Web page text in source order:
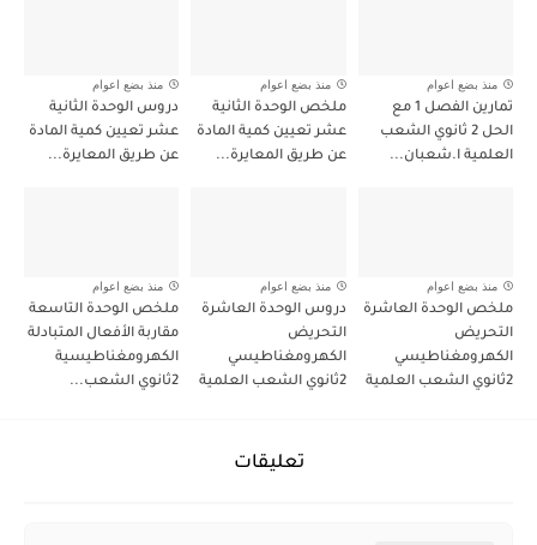
منذ بضع اعوام
تمارين الفصل 1 مع
الحل 2 ثانوي الشعب
العلمية ا.شعبان...
منذ بضع اعوام
ملخص الوحدة الثانية
عشر تعيين كمية المادة
عن طريق المعايرة...
منذ بضع اعوام
دروس الوحدة الثانية
عشر تعيين كمية المادة
عن طريق المعايرة...
منذ بضع اعوام
ملخص الوحدة العاشرة
التحريض
الكهرومغناطيسي
2ثانوي الشعب العلمية
منذ بضع اعوام
دروس الوحدة العاشرة
التحريض
الكهرومغناطيسي
2ثانوي الشعب العلمية
منذ بضع اعوام
ملخص الوحدة التاسعة
مقاربة الأفعال المتبادلة
الكهرومغناطيسية
2ثانوي الشعب...
تعليقات